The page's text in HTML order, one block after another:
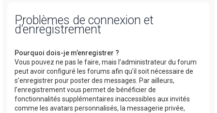
Problèmes de connexion et
d’enregistrement
Pourquoi dois-je m’enregistrer ?
Vous pouvez ne pas le faire, mais l’administrateur du forum
peut avoir configuré les forums afin qu’il soit nécessaire de
s’enregistrer pour poster des messages. Par ailleurs,
l’enregistrement vous permet de bénéficier de
fonctionnalités supplémentaires inaccessibles aux invités
comme les avatars personnalisés, la messagerie privée,